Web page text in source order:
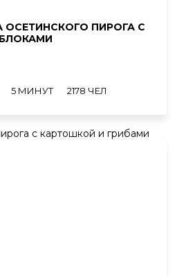
ОСЕТИНСКОГО ПИРОГА С
5 МИНУТ 2178 ЧЕЛ